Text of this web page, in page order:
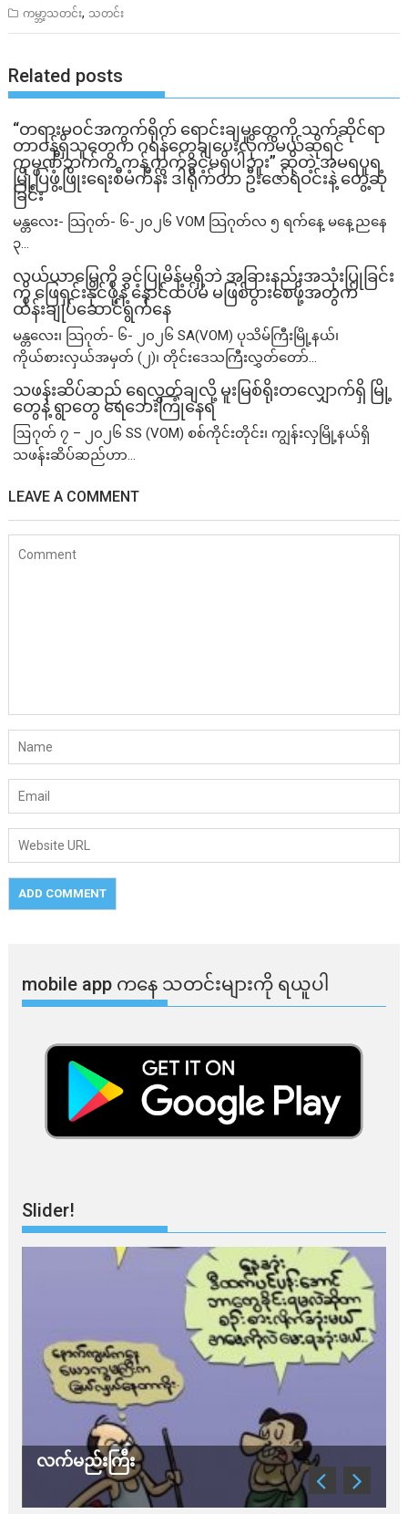
ကမ္ဘာ့သတင်း, သတင်း
Related posts
“တရားမဝင်အကွက်ရိုက် ရောင်းချမှုတွေကို သက်ဆိုင်ရာ
တာဝန်ရှိသူတွေက ဂရန်တွေချပေးလိုက်မယ်ဆိုရင်
ကုမ္ပဏီဘက်က ကန့်ကွက်ခွင့်မရှိပါဘူး” ဆိုတဲ့ အမရပူရ
မြို့ပြဖွံ့ဖြိုးရေးစီမံကိန်း ဒါရိုက်တာ ဦးဇော်ရဲဝင်းနဲ့ တွေ့ဆုံ
ခြင်း
မန္တလေး- သြဂုတ်- ၆-၂၀၂၆ VOM သြဂုတ်လ ၅ ရက်နေ့ မနေ့ညနေ
၃...
လယ်ယာမြေကို ခွင့်ပြုမိန့်မရှိဘဲ အခြားနည်းအသုံးပြုခြင်း
ကို ဖြေရှင်းနိုင်ဖို့နဲ့ နောင်ထပ်မံ မဖြစ်ပွားစေဖို့အတွက်
ထိန်းချုပ်ဆောင်ရွက်နေ
မန္တလေး၊ သြဂုတ်- ၆- ၂၀၂၆ SA(VOM) ပုသိမ်ကြီးမြို့နယ်၊
ကိုယ်စားလှယ်အမှတ် (၂)၊ တိုင်းဒေသကြီးလွှတ်တော်...
သဖန်းဆိပ်ဆည် ရေလွှတ်ချလို့ မူးမြစ်ရိုးတလျှောက်ရှိ မြို့
တွေနဲ့ ရွာတွေ ရေဘေးကြုံနေရ
ဩဂုတ် ၇ – ၂၀၂၆ SS (VOM) စစ်ကိုင်းတိုင်း၊ ကျွန်းလှမြို့နယ်ရှိ
သဖန်းဆိပ်ဆည်ဟာ...
LEAVE A COMMENT
mobile app ​​ကနေ ​​သတင်းများကို ရယူပါ
Slider!
လက်မည်းကြီး